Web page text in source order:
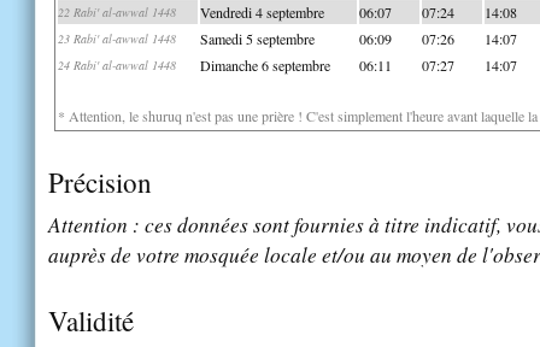
22 Rabi' al-awwal 1448 Vendredi 4 septembre 06:07 07:24 14:08
23 Rabi' al-awwal 1448 Samedi 5 septembre 06:09 07:26 14:07
24 Rabi' al-awwal 1448 Dimanche 6 septembre 06:11 07:27 14:07
* Attention, le shuruq n'est pas une prière ! C'est simplement l'heure avant laquelle
Précision
Attention : ces données sont fournies à titre indicatif,
auprès de votre mosquée locale et/ou au moyen de
Validité